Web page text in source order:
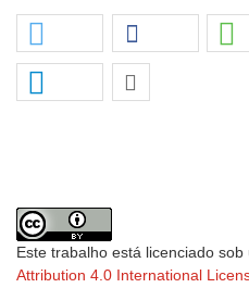
Este trabalho está licenciado sob
Attribution 4.0 International